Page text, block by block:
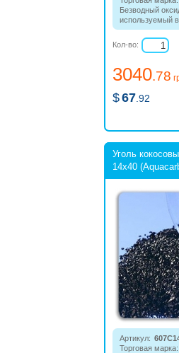
Безводный
используемый
фильтров
воды.
3040.78
$67 .92
Кол-во:
Уголь
14х40
Артикул:
Торговая марка: